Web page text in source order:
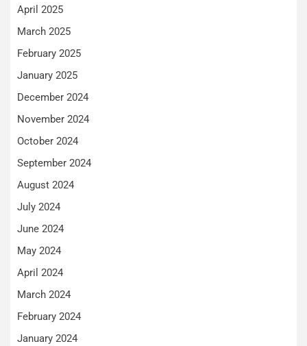
April 2025
March 2025
February 2025
January 2025
December 2024
November 2024
October 2024
September 2024
August 2024
July 2024
June 2024
May 2024
April 2024
March 2024
February 2024
January 2024